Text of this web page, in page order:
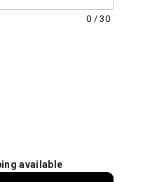
0 /30
available